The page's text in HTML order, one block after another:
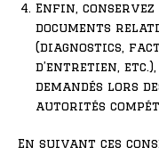
Enfin, conservez
documents
(diagnostics,
d’entretien,
demandés lors
autorités
En suivant ces